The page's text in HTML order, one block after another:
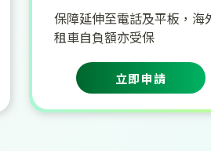
保障延伸至電話及平板，海
租車自負額亦受保
立即申請